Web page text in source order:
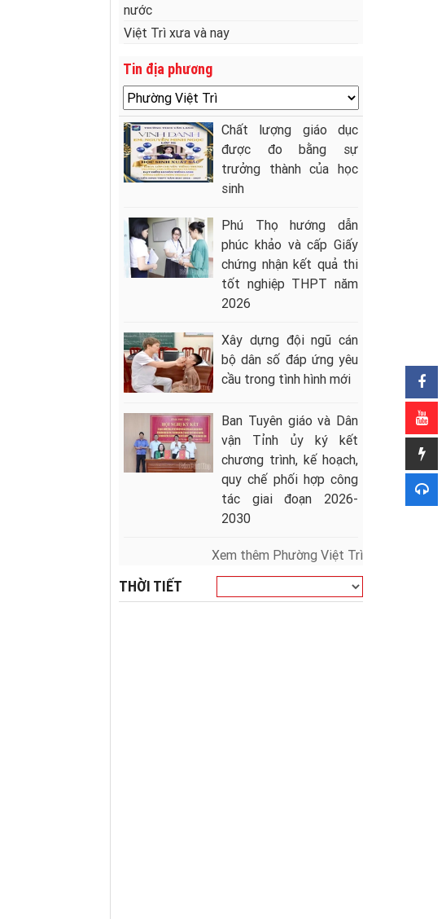
nước
Việt Trì xưa và nay
Tin địa phương
Chất lượng giáo dục
được đo bằng sự
trưởng thành của học
sinh
Phú Thọ hướng dẫn
phúc khảo và cấp Giấy
chứng nhận kết quả thi
tốt nghiệp THPT năm
2026
Xây dựng đội ngũ cán
bộ dân số đáp ứng yêu
cầu trong tình hình mới
Ban Tuyên giáo và Dân
vận Tỉnh ủy ký kết
chương trình, kế hoạch,
quy chế phối hợp công
tác giai đoạn 2026-
2030
Xem thêm Phường Việt Trì
THỜI TIẾT